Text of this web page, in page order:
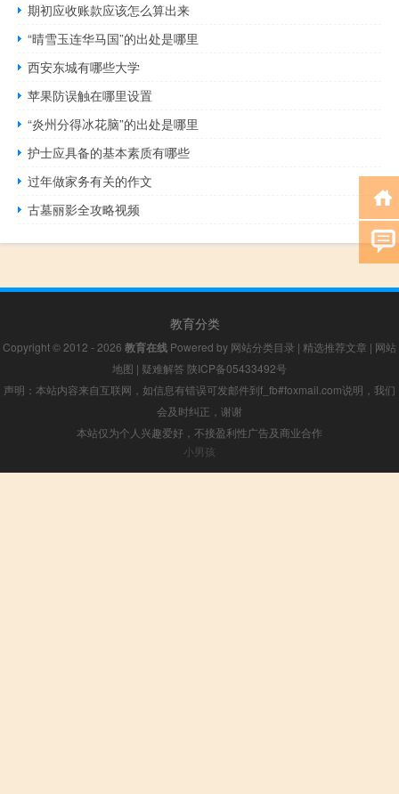
期初应收账款应该怎么算出来
“晴雪玉连华马国”的出处是哪里
西安东城有哪些大学
苹果防误触在哪里设置
“炎州分得冰花脑”的出处是哪里
护士应具备的基本素质有哪些
过年做家务有关的作文
古墓丽影全攻略视频
教育分类
Copyright © 2012 - 2026 教育在线 Powered by 网站分类目录 | 精选推荐文章 | 网站
地图 | 疑难解答 陕ICP备05433492号
声明：本站内容来自互联网，如信息有错误可发邮件到f_fb#foxmail.com说明，我们
会及时纠正，谢谢
本站仅为个人兴趣爱好，不接盈利性广告及商业合作
小男孩